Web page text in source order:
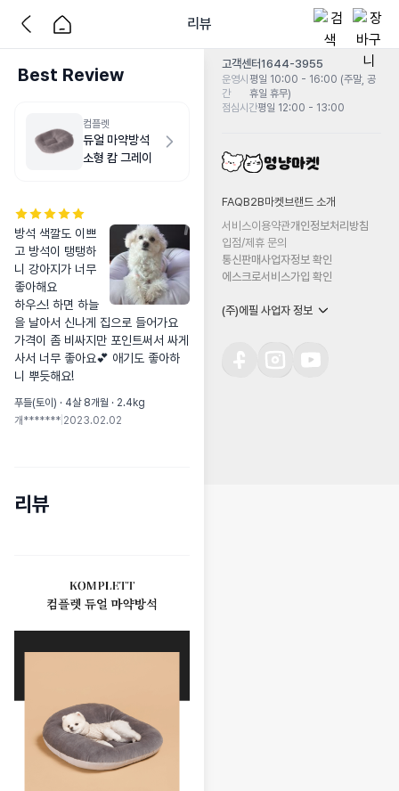
리뷰
Best Review
컴플렛
듀얼 마약방석
소형 캄 그레이
방석 색깔도 이쁘
고 방석이 탱탱하
니 강아지가 너무
좋아해요
하우스! 하면 하늘
을 날아서 신나게 집으로 들어가요
가격이 좀 비싸지만 포인트써서 싸게
사서 너무 좋아요💕 애기도 좋아하
니 뿌듯해요!
푸들(토이) · 4살 8개월 · 2.4kg
개******* 2023.02.02
리뷰
고객센터1644-3955
운영시
간
평일 10:00 - 16:00 (주말, 공
휴일 휴무)
점심시간평일 12:00 - 13:00
FAQB2B마켓 브랜드 소개
서비스이용약관개인정보처리방침
입점/제휴 문의
통신판매사업자정보 확인
에스크로서비스가입 확인
(주)에필 사업자 정보